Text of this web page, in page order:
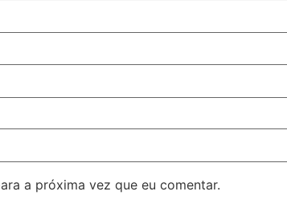
a próxima vez que eu comentar.